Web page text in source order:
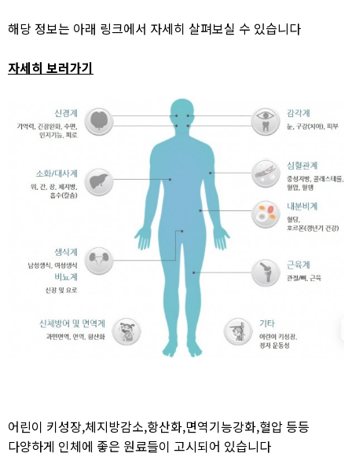
해당 정보는 아래 링크에서 자세히 살펴보실 수 있습니다
자세히 보러가기
어린이 키성장,체지방감소,항산화,면역기능강화,혈압 등등
다양하게 인체에 좋은 원료들이 고시되어 있습니다